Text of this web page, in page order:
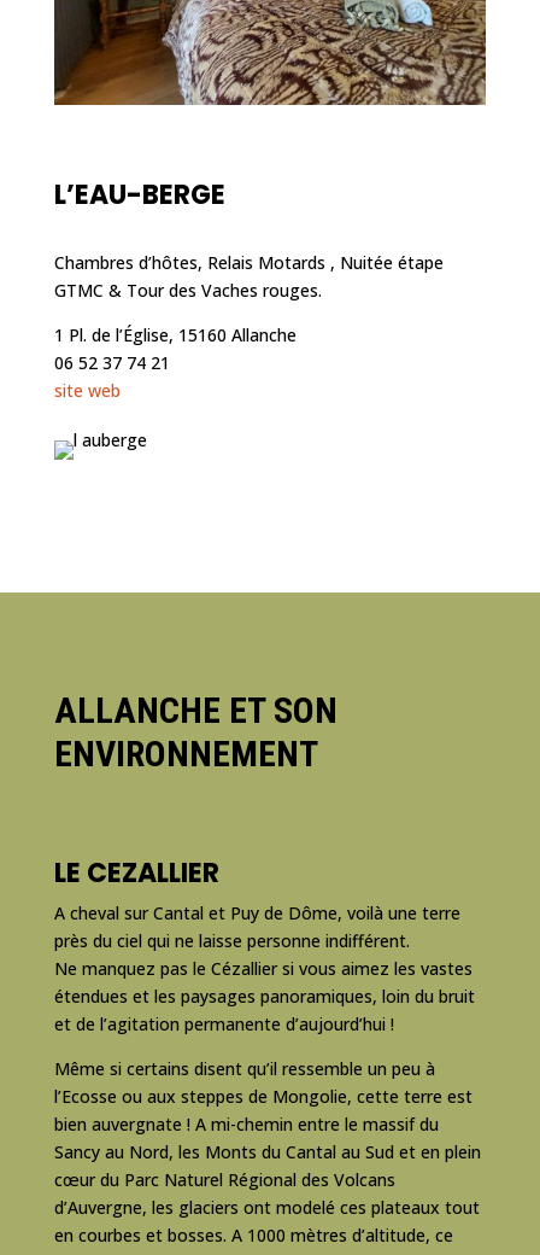
L’EAU-BERGE
Chambres d’hôtes, Relais Motards , Nuitée étape
GTMC & Tour des Vaches rouges.
1 Pl. de l’Église, 15160 Allanche
06 52 37 74 21
site web
ALLANCHE ET SON
ENVIRONNEMENT
LE CEZALLIER
A cheval sur Cantal et Puy de Dôme, voilà une terre
près du ciel qui ne laisse personne indifférent.
Ne manquez pas le Cézallier si vous aimez les vastes
étendues et les paysages panoramiques, loin du bruit
et de l’agitation permanente d’aujourd’hui !
Même si certains disent qu’il ressemble un peu à
l’Ecosse ou aux steppes de Mongolie, cette terre est
bien auvergnate ! A mi-chemin entre le massif du
Sancy au Nord, les Monts du Cantal au Sud et en plein
cœur du Parc Naturel Régional des Volcans
d’Auvergne, les glaciers ont modelé ces plateaux tout
en courbes et bosses. A 1000 mètres d’altitude, ce